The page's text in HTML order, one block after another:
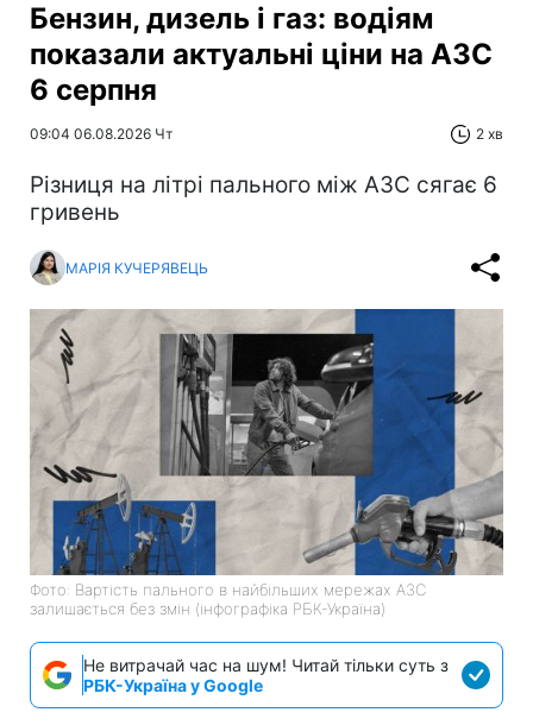
Бензин, дизель і газ: водіям
показали актуальні ціни на АЗС
6 серпня
09:04 06.08.2026 Чт 2 хв
Різниця на літрі пального між АЗС сягає 6
гривень
МАРІЯ КУЧЕРЯВЕЦЬ
Фото: Вартість пального в найбільших мережах АЗС
залишається без змін (інфографіка РБК-Україна)
Не витрачай час на шум! Читай тільки суть з
РБК-Україна у Google